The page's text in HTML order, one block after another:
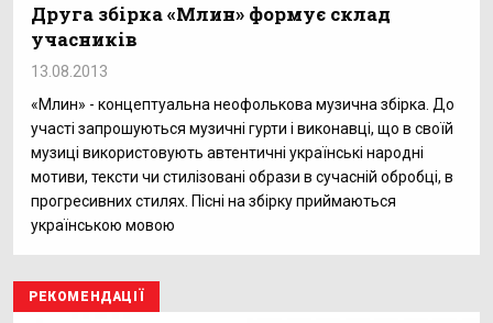
Друга збірка «Млин» формує склад
учасників
13.08.2013
«Млин» - концептуальна неофолькова музична збірка. До
участі запрошуються музичні гурти і виконавці, що в своїй
музиці використовують автентичні українські народні
мотиви, тексти чи стилізовані образи в сучасній обробці, в
прогресивних стилях. Пісні на збірку приймаються
українською мовою
РЕКОМЕНДАЦІЇ